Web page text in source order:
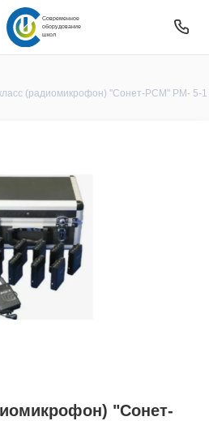
Современное
оборудование
школ
(радиомикрофон) "Сонет-РСМ" РМ- 5-1
"Сонет-